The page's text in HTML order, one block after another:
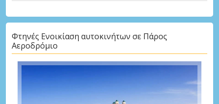
Φτηνές Ενοικίαση αυτοκινήτων σε Πάρος
Αεροδρόμιο